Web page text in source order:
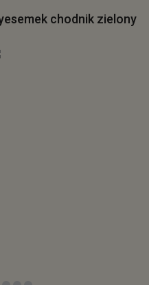
chodnik zielony